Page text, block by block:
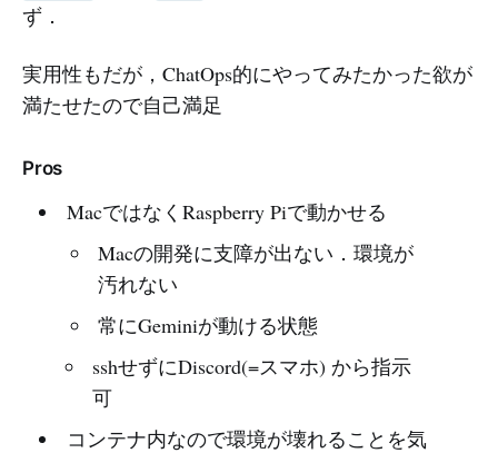
ず．
実用性もだが，ChatOps的にやってみたかった欲が
満たせたので自己満足
Pros
MacではなくRaspberry Piで動かせる
Macの開発に支障が出ない．環境が
汚れない
常にGeminiが動ける状態
sshせずにDiscord(=スマホ) から指示
可
コンテナ内なので環境が壊れることを気